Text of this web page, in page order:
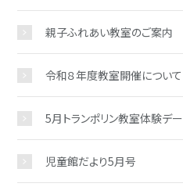
親子ふれあい教室のご案内
令和８年度教室開催について
5月トランポリン教室体験デー
児童館だより5月号